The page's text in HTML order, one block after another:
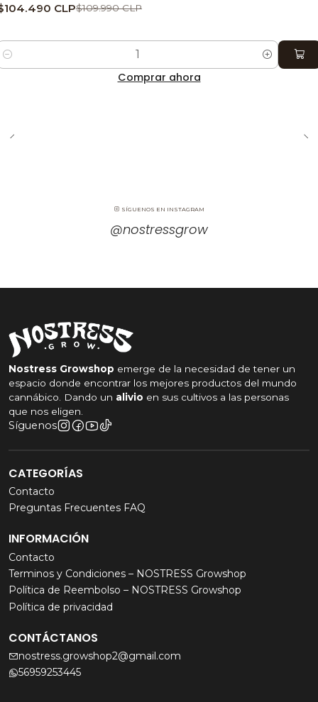
CLP$109.990 CLP
Comprar ahora
SÍGUENOS EN INSTAGRAM
@nostressgrow
Nostress Growshop emerge de la necesidad de tener un
espacio donde encontrar los mejores productos del mundo
cannábico. Dando un alivio en sus cultivos a las personas
que nos eligen.
Síguenos
CATEGORÍAS
Contacto
Preguntas Frecuentes FAQ
INFORMACIÓN
Contacto
Terminos y Condiciones – NOSTRESS Growshop
Política de Reembolso – NOSTRESS Growshop
Política de privacidad
CONTÁCTANOS
nostress.growshop2@gmail.com
56959253445